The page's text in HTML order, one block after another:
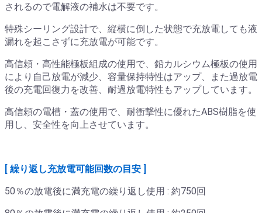
されるので電解液の補水は不要です。
特殊シーリング設計で、縦横に倒した状態で充放電しても液
漏れを起こさずに充放電が可能です。
高信頼・高性能極板組成の使用で、鉛カルシウム極板の使用
により自己放電が減少、容量保持特性はアップ、また過放電
後の充電回復力を改善、耐過放電特性もアップしています。
高信頼の電槽・蓋の使用で、耐衝撃性に優れたABS樹脂を使
用し、安全性を向上させています。
[ 繰り返し充放電可能回数の目安 ]
50％の放電後に満充電の繰り返し使用 : 約750回